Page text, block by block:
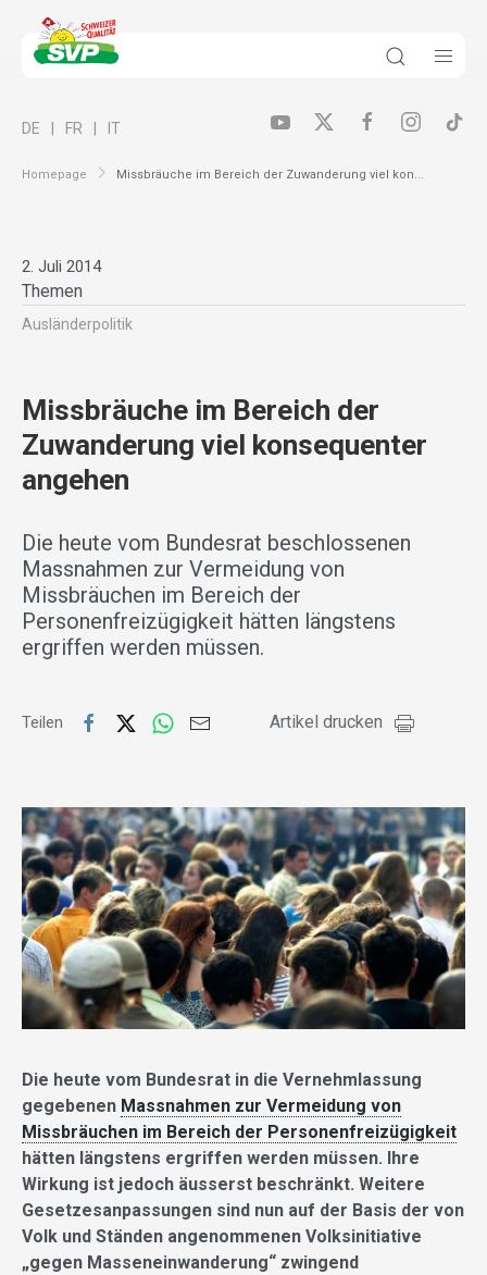
Homepage Missbräuche im Bereich der Zuwanderung viel kon...
DE FR IT
2. Juli 2014
Themen
Ausländer­politik
Missbräuche im Bereich der
Zuwanderung viel konsequenter
angehen
Die heute vom Bundesrat beschlossenen
Massnahmen zur Vermeidung von
Missbräuchen im Bereich der
Personenfreizügigkeit hätten längstens
ergriffen werden müssen.
Teilen Artikel drucken
Die heute vom Bundesrat in die Vernehmlassung
gegebenen Massnahmen zur Vermeidung von
Missbräuchen im Bereich der Personenfreizügigkeit
hätten längstens ergriffen werden müssen. Ihre
Wirkung ist jedoch äusserst beschränkt. Weitere
Gesetzesanpassungen sind nun auf der Basis der von
Volk und Ständen angenommenen Volksinitiative
„gegen Masseneinwanderung“ zwingend